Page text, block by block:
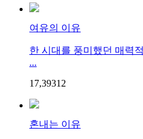
여유의 이유
한 시대를 풍미했던 매력
...
17,39312
혼내는 이유